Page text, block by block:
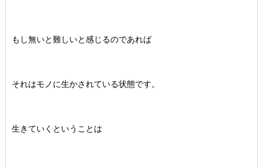
もし無いと難しいと感じるのであれば
それはモノに生かされている状態です。
生きていくということは